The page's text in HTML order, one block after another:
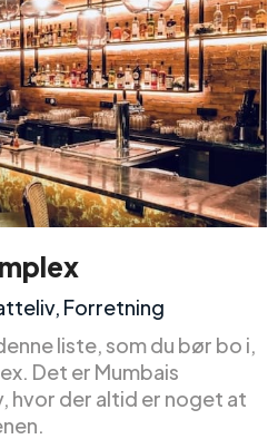
Forretning
liste, som du bør bo i,
Det er Mumbais
hvor der altid er noget at